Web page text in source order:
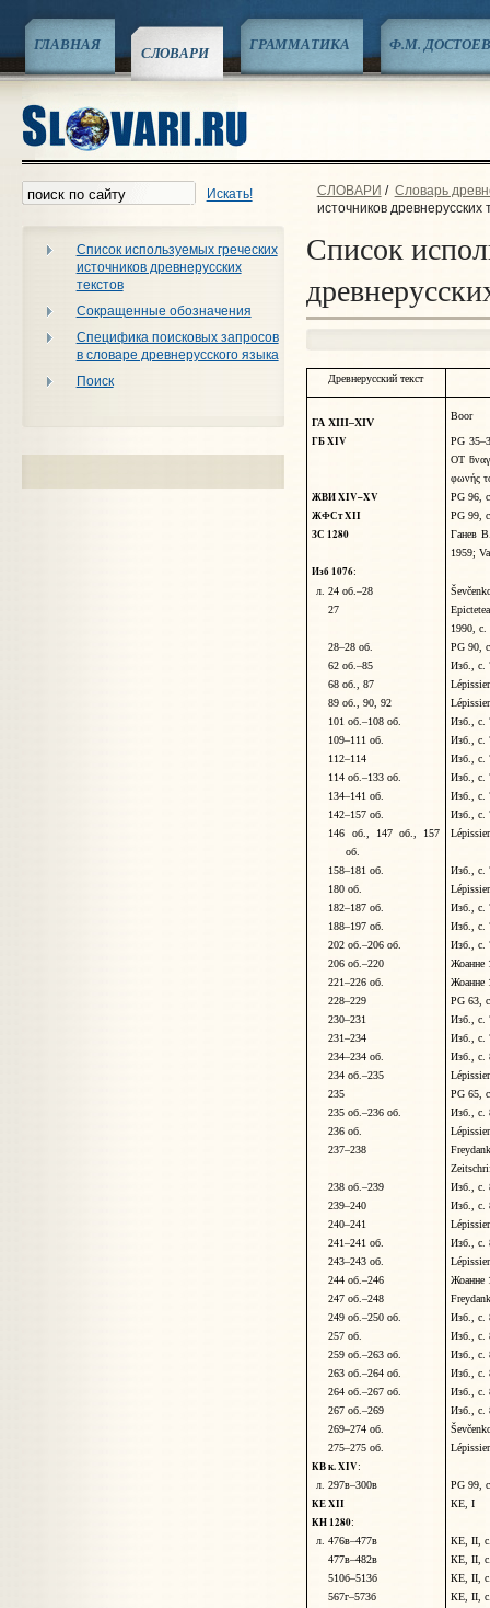
ГЛАВНАЯ СЛОВАРИ ГРАММАТИКА Ф.М.
Искать!
Список используемых греческих
источников древнерусских
текстов
Сокращенные обозначения
Специфика поисковых запросов
в словаре древнерусского языка
Поиск
СЛОВАРИ / Словарь
источников древнерусских
Список
Древнерусский текст
ГА XIII–XIV
Boor
ГБ XIV
PG
ΟƬ ƃ
φωνής
ЖВИ XIV–XV PG 96,
ЖФСт XII PG 99,
ЗС 1280 Ганев
1959;
Изб 1076:
л. 24 об.–28
Š
27
1990, с.
28–28 об.
PG 90,
62 об.–85
Изб., с.
68 об.
, 87 Lé
89 об., 90, 92
Lé
101 об.–108 об.
Изб., с.
109–111 об.
Изб., с.
112–114
Изб., с.
114 об.–133 об.
Изб., с.
134–141 об.
Изб., с.
142–157 об.
Изб., с.
146 об., 147 об., 157
об.
Lé
158–181 об.
Изб., с.
180 об.
Lé
182–187 об.
Изб., с.
188–197 об.
Изб., с.
202 об.–206 об.
Изб., с.
206 об.–220
Жоанне
221–226 об.
Жоанне
228–229
PG 63,
230–231
Изб., с.
231–234
Изб., с.
234–234 об.
Изб., с.
234 об.–235
Lé
235
PG 65,
235 об.–236 об.
Изб., с.
236 об.
Lé
237–238
238 об.–239
Изб., с.
239–240
Изб., с.
240–241
Lé
241–241 об.
Изб., с.
243–243 об.
Lé
244 об.–246
Жоанне
247 об.–248
249 об.–250 об.
Изб., с.
257 об.
Изб., с.
259 об.–263 об.
Изб., с.
263 об.–264 об.
Изб., с.
264 об.–267 об.
Изб., с.
267 об.–269
Изб., с.
269–274 об.
Š
275–275 об.
Lé
КВ к. XIV:
л. 297в–300в
PG 99,
КЕ XII КЕ, I
КН 1280:
л. 476в–477в
КЕ, II,
477в–482в
КЕ, II,
510б–513б
КЕ, II,
567г–573б
КЕ, II,